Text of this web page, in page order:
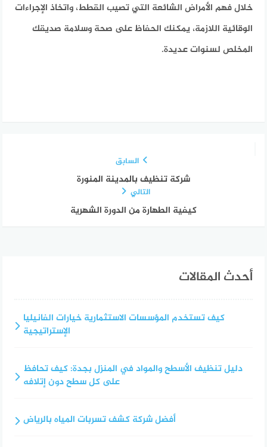
خلال فهم الأمراض الشائعة التي تصيب القطط، واتخاذ الإجراءات
الوقائية اللازمة، يمكنك الحفاظ على صحة وسلامة صديقك
المخلص لسنوات عديدة.
السابق
شركة تنظيف بالمدينة المنورة
التالي
كيفية الطهارة من الدورة الشهرية
أحدث المقالات
كيف تستخدم المؤسسات الاستثمارية خيارات الفانيليا
الإستراتيجية
دليل تنظيف الأسطح والمواد في المنزل بجدة: كيف تحافظ
على كل سطح دون إتلافه
أفضل شركة كشف تسربات المياه بالرياض